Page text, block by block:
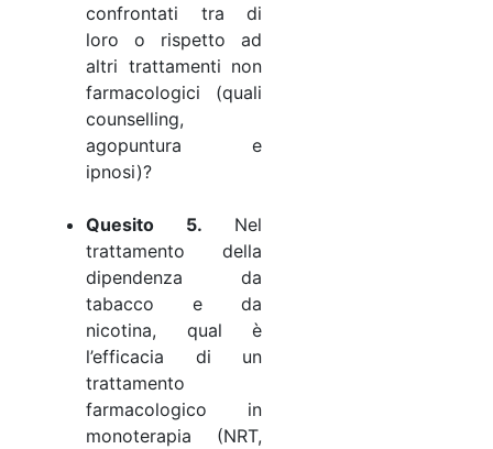
confrontati tra di
loro o rispetto ad
altri trattamenti non
farmacologici (quali
counselling,
agopuntura e
ipnosi)?
Quesito 5. Nel
trattamento della
dipendenza da
tabacco e da
nicotina, qual è
l’efficacia di un
trattamento
farmacologico in
monoterapia (NRT,